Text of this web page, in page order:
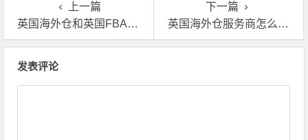
上一篇
英国海外仓和英国FBA仓有啥区别？
下一篇
英国海外仓服务商怎么挑选？跨境卖家需要注意些什么？
发表评论